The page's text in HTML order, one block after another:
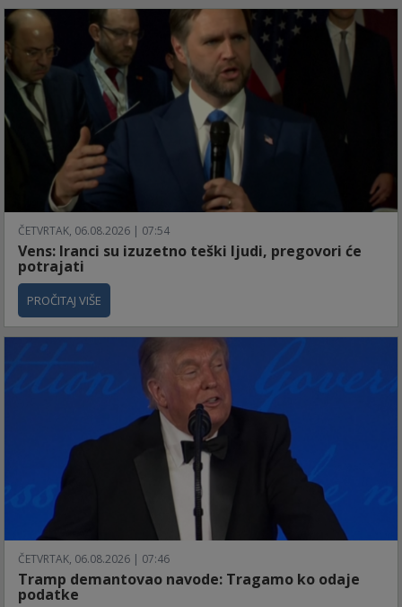
ČETVRTAK, 06.08.2026 | 07:54
Vens: Iranci su izuzetno teški ljudi, pregovori će
potrajati
PROČITAJ VIŠE
ČETVRTAK, 06.08.2026 | 07:46
Tramp demantovao navode: Tragamo ko odaje
podatke